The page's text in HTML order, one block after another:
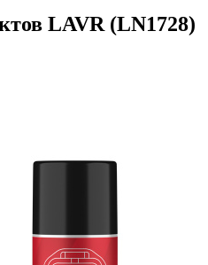
LAVR (LN1728)